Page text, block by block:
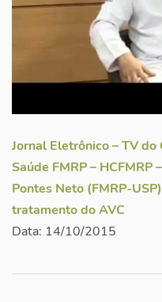
Jornal Eletrônico – TV
Saúde FMRP – HCFMRP
Pontes Neto (FMRP-
tratamento do AVC
Data: 14/10/2015